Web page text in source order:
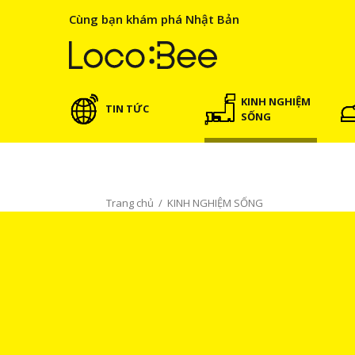
Cùng bạn khám phá Nhật Bản
TIN TỨC
KINH NGHIỆM
SỐNG
Trang chủ / KINH NGHIỆM SỐNG